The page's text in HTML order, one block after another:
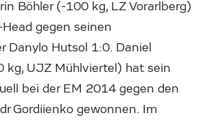
Böhler (-100 kg, LZ Vorarlberg)
gegen seinen
Danylo Hutsol 1:0. Daniel
kg, UJZ Mühlviertel) hat sein
bei der EM 2014 gegen den
Gordiienko gewonnen. Im